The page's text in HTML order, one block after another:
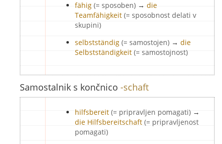
fähig (= sposoben) → die
Teamfähigkeit (= sposobnost delati v
skupini)
selbstständig (= samostojen) → die
Selbstständigkeit (= samostojnost)
Samostalnik s končnico -schaft
hilfsbereit (= pripravljen pomagati) →
die Hilfsbereitschaft (= pripravljenost
pomagati)